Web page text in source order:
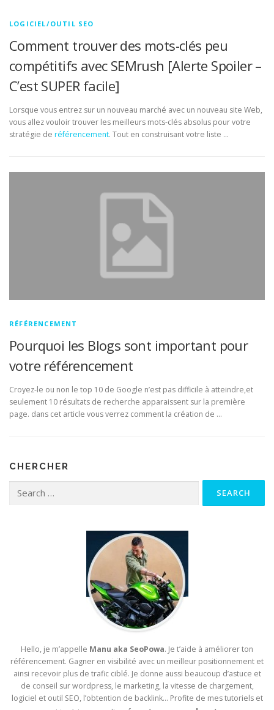
LOGICIEL/OUTIL SEO
Comment trouver des mots-clés peu
compétitifs avec SEMrush [Alerte Spoiler –
C’est SUPER facile]
Lorsque vous entrez sur un nouveau marché avec un nouveau site Web,
vous allez vouloir trouver les meilleurs mots-clés absolus pour votre
stratégie de référencement. Tout en construisant votre liste …
RÉFÉRENCEMENT
Pourquoi les Blogs sont important pour
votre référencement
Croyez-le ou non le top 10 de Google n’est pas difficile à atteindre,et
seulement 10 résultats de recherche apparaissent sur la première
page. dans cet article vous verrez comment la création de …
CHERCHER
Hello, je m’appelle Manu aka SeoPowa. Je t’aide à améliorer ton
référencement. Gagner en visibilité avec un meilleur positionnement et
ainsi recevoir plus de trafic ciblé. Je donne aussi beaucoup d’astuce et
de conseil sur wordpress, le marketing, la vitesse de chargement,
logiciel et outil SEO, l’obtention de backlink… Profite de mes tutoriels et